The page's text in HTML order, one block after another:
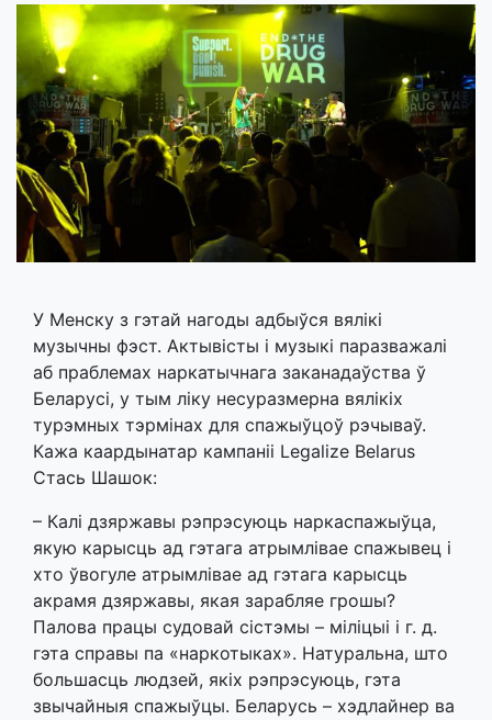
У Менску з гэтай нагоды адбыўся вялікі
музычны фэст. Актывісты і музыкі паразважалі
аб праблемах наркатычнага заканадаўства ў
Беларусі, у тым ліку несуразмерна вялікіх
турэмных тэрмінах для спажыўцоў рэчываў.
Кажа каардынатар кампаніі Legalize Belarus
Стась Шашок:
– Калі дзяржавы рэпрэсуюць наркаспажыўца,
якую карысць ад гэтага атрымлівае спажывец і
хто ўвогуле атрымлівае ад гэтага карысць
акрамя дзяржавы, якая зарабляе грошы?
Палова працы судовай сістэмы – міліцыі і г. д.
гэта справы па «наркотыках». Натуральна, што
большасць людзей, якіх рэпрэсуюць, гэта
звычайныя спажыўцы. Беларусь – хэдлайнер ва